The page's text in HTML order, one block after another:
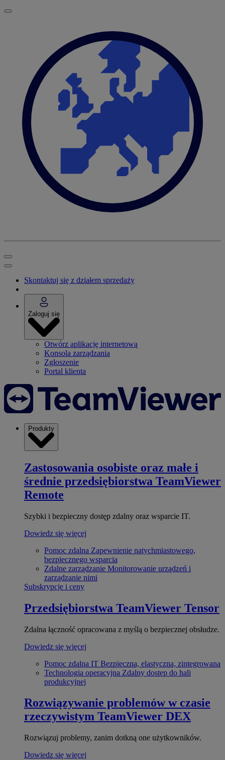
Skontaktuj się z działem sprzedaży
Zaloguj się
Otwórz aplikację internetową
Konsola zarządzania
Zgłoszenie
Portal klienta
Produkty
Zastosowania osobiste oraz małe i
średnie przedsiębiorstwa TeamViewer
Remote
Szybki i bezpieczny dostęp zdalny oraz wsparcie IT.
Dowiedz się więcej
Pomoc zdalna Zapewnienie natychmiastowego,
bezpiecznego wsparcia
Zdalne zarządzanie Monitorowanie urządzeń i
zarządzanie nimi
Subskrypcje i ceny
Przedsiębiorstwa TeamViewer Tensor
Zdalna łączność opracowana z myślą o bezpiecznej obsłudze.
Dowiedz się więcej
Pomoc zdalna IT Bezpieczna, elastyczna, zintegrowana
Technologia operacyjna Zdalny dostęp do hali
produkcyjnej
Rozwiązywanie problemów w czasie
rzeczywistym TeamViewer DEX
Rozwiązuj problemy, zanim dotkną one użytkowników.
Dowiedz się więcej